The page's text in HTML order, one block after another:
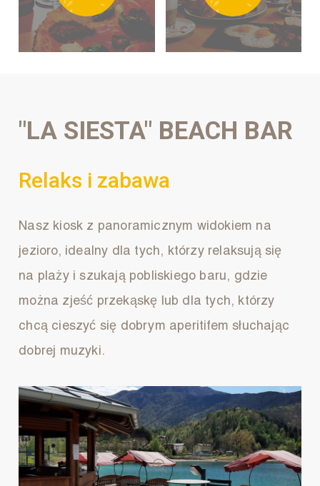
"LA SIESTA" BEACH BAR
Relaks i zabawa
Nasz kiosk z panoramicznym widokiem na
jezioro, idealny dla tych, którzy relaksują się
na plaży i szukają pobliskiego baru, gdzie
można zjeść przekąskę lub dla tych, którzy
chcą cieszyć się dobrym aperitifem słuchając
dobrej muzyki.